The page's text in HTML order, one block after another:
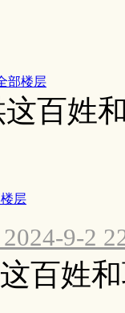
部楼层
百姓
层
9-2
百姓